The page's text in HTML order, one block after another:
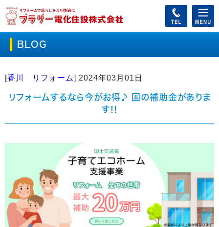
BLOG
[香川 リフォーム] 2024年03月01日
リフォームするなら今がお得♪ 国の補助金がありま
す!!